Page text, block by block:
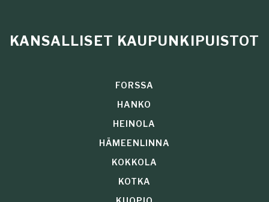
KANSALLISET KAUPUNKIPUISTOT
FORSSA
HANKO
HEINOLA
HÄMEENLINNA
KOKKOLA
KOTKA